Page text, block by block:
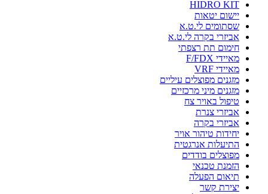
HIDRO KIT
יישום יטאות
שסתומים לי.ט.א
אביזרי בקרה לי.ט.א
חימום תת רצפתי
מאיידי F/FDX
מאיידי VRF
מזגנים מפוצלים עיליים
מזגנים מיני מרכזיים
טיפול באויר צח
אביזרי צנרת
אביזרי בקרה
יחידות טיהור אויר
התיעלות אנרגטית
מפוצלים בודדים
הזמנת טכנאי
תיאום הפעלה
יצירת קשר